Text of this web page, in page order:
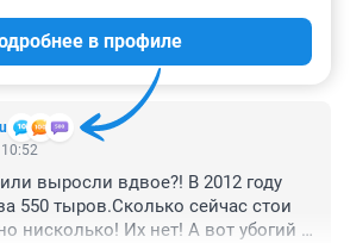
10
в профиле
выросли вдвое?! В 2012 году
550 тыров.Сколько сейчас стои
нисколько! Их нет! А вот убогий